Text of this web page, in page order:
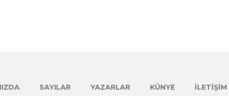
SAYILAR YAZARLAR KÜNYE İLETIŞIM